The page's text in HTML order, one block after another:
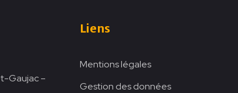
Gaujac –
Liens
Mentions légales
Gestion des données